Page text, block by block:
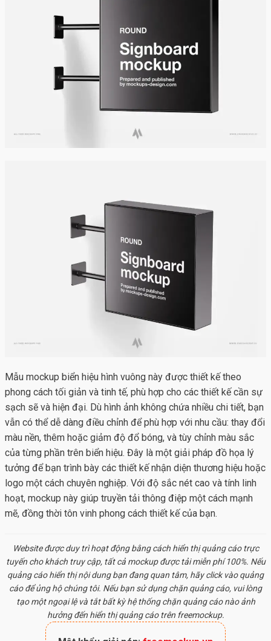
Mẫu mockup biển hiệu hình vuông này được thiết kế theo
phong cách tối giản và tinh tế, phù hợp cho các thiết kế cần sự
sạch sẽ và hiện đại. Dù hình ảnh không chứa nhiều chi tiết, bạn
vẫn có thể dễ dàng điều chỉnh để phù hợp với nhu cầu: thay đổi
màu nền, thêm hoặc giảm độ đổ bóng, và tùy chỉnh màu sắc
của từng phần trên biển hiệu. Đây là một giải pháp đồ họa lý
tưởng để bạn trình bày các thiết kế nhận diện thương hiệu hoặc
logo một cách chuyên nghiệp. Với độ sắc nét cao và tính linh
hoạt, mockup này giúp truyền tải thông điệp một cách mạnh
mẽ, đồng thời tôn vinh phong cách thiết kế của bạn.
Website được duy trì hoạt động bằng cách hiển thị quảng cáo trực
tuyến cho khách truy cập, tất cả mockupđược tải miễn phí 100%. Nếu
quảng cáo hiển thị nội dung bạn đang quan tâm, hãy click vào quảng
cáo để ủng hộ chúng tôi. Nếu bạn sử dụng chặn quảng cáo, vui lòng
tạo một ngoại lệ và tắt bất kỳ hệ thống chặn quảng cáo nào ảnh
hưởng đến hiển thị quảng cáo trên freemockup.